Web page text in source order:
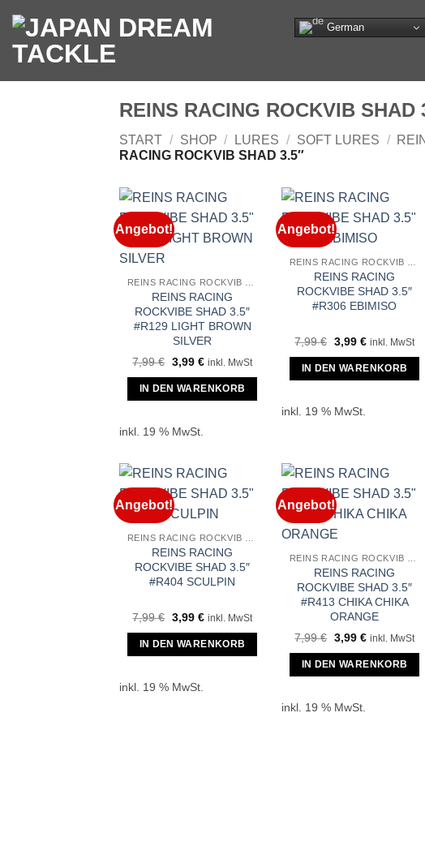
Inhalt
springen
German
REINS RACING ROCKVIB SHAD
START / SHOP / LURES / SOFT LURES /
RACING ROCKVIB SHAD 3.5″
Angebot!
REINS RACING
ROCKVIBE SHAD 3.5″
#R129 LIGHT BROWN
SILVER
7,99€ Ursprünglicher
war:
7,99 €
3,99 €Aktueller
ist:
3,99 €.
inkl. MwSt
IN DEN WARENKORB
inkl. 19 % MwSt.
Angebot!
REINS RACING
ROCKVIBE SHAD 3.5″
#R306 EBIMISO
7,99€ Ursprünglicher
war:
7,99 €
3,99 €Aktueller
ist:
3,99 €.
inkl. MwSt
IN DEN WARENKORB
inkl. 19 % MwSt.
Angebot!
REINS RACING
ROCKVIBE SHAD 3.5″
#R404 SCULPIN
7,99€ Ursprünglicher
war:
7,99 €
3,99 €Aktueller
ist:
3,99 €.
inkl. MwSt
IN DEN WARENKORB
inkl. 19 % MwSt.
Angebot!
REINS RACING
ROCKVIBE SHAD 3.5″
#R413 CHIKA CHIKA
ORANGE
7,99€ Ursprünglicher
war:
7,99 €
3,99 €Aktueller
ist:
3,99 €.
inkl. MwSt
IN DEN WARENKORB
inkl. 19 % MwSt.